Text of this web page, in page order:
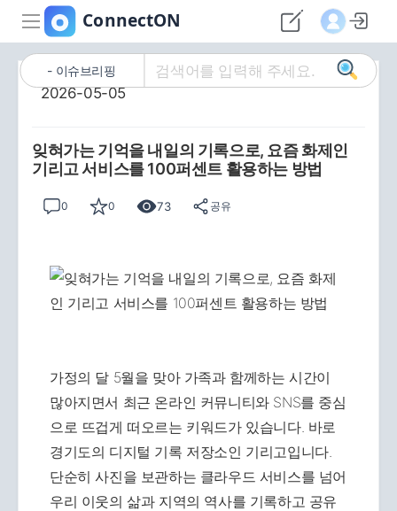
이슈브리핑
2026-05-05
잊혀가는 기억을 내일의 기록으로, 요즘 화제인
기리고 서비스를 100퍼센트 활용하는 방법
0 0 73 공유
가정의 달 5월을 맞아 가족과 함께하는 시간이
많아지면서 최근 온라인 커뮤니티와 SNS를 중심
으로 뜨겁게 떠오르는 키워드가 있습니다. 바로
경기도의 디지털 기록 저장소인 기리고입니다.
단순히 사진을 보관하는 클라우드 서비스를 넘어
우리 이웃의 삶과 지역의 역사를 기록하고 공유